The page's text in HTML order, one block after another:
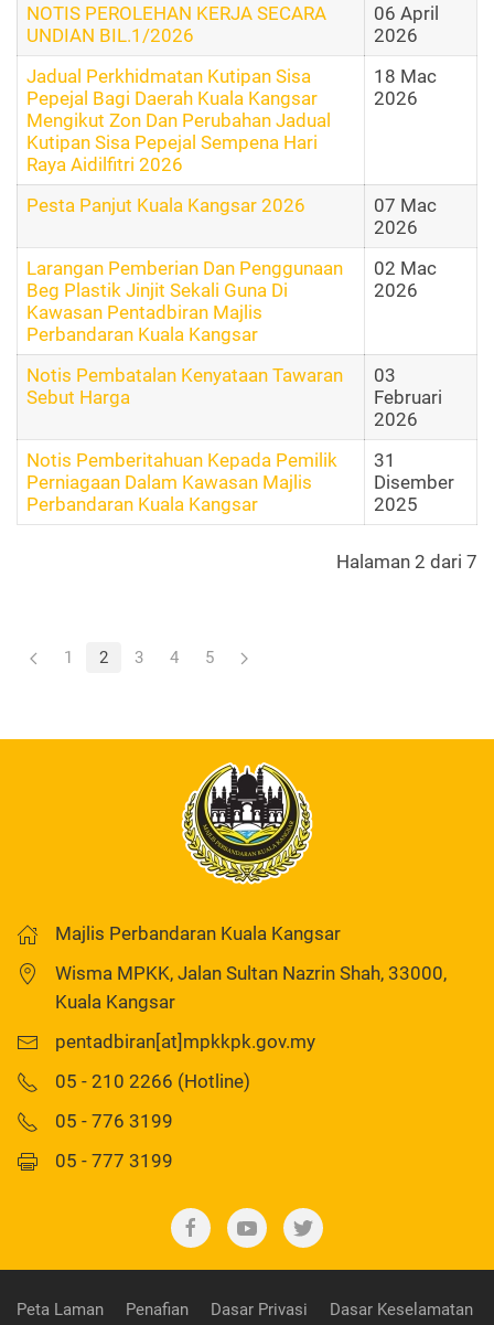
NOTIS PEROLEHAN KERJA SECARA
UNDIAN BIL.1/2026
06 April
2026
Jadual Perkhidmatan Kutipan Sisa
Pepejal Bagi Daerah Kuala Kangsar
Mengikut Zon Dan Perubahan Jadual
Kutipan Sisa Pepejal Sempena Hari
Raya Aidilfitri 2026
18 Mac
2026
Pesta Panjut Kuala Kangsar 2026
07 Mac
2026
Larangan Pemberian Dan Penggunaan
Beg Plastik Jinjit Sekali Guna Di
Kawasan Pentadbiran Majlis
Perbandaran Kuala Kangsar
02 Mac
2026
Notis Pembatalan Kenyataan Tawaran
Sebut Harga
03
Februari
2026
Notis Pemberitahuan Kepada Pemilik
Perniagaan Dalam Kawasan Majlis
Perbandaran Kuala Kangsar
31
Disember
2025
Halaman 2 dari 7
1 2 3 4 5
Majlis Perbandaran Kuala Kangsar
Wisma MPKK, Jalan Sultan Nazrin Shah, 33000,
Kuala Kangsar
pentadbiran[at]mpkkpk.gov.my
05 - 210 2266 (Hotline)
05 - 776 3199
05 - 777 3199
Peta Laman Penafian Dasar Privasi Dasar Keselamatan